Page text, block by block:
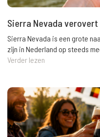
Sierra Nevada
Sierra Nevada is een grote
zijn in Nederland op steeds
Verder lezen